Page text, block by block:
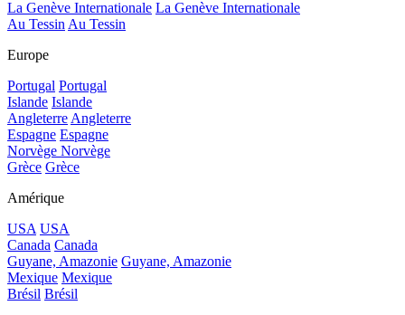
La Genève Internationale La Genève Internationale
Au Tessin Au Tessin
Europe
Portugal Portugal
Islande Islande
Angleterre Angleterre
Espagne Espagne
Norvège Norvège
Grèce Grèce
Amérique
USA USA
Canada Canada
Guyane, Amazonie Guyane, Amazonie
Mexique Mexique
Brésil Brésil